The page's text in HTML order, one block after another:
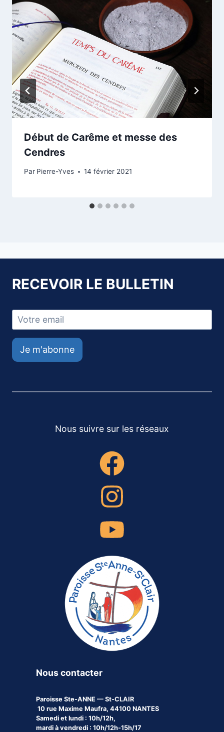
Début de Carême et messe des
Cendres
Par Pierre-Yves 14 février 2021
RECEVOIR LE BULLETIN
Je m'abonne
Nous suivre sur les réseaux
Nous contacter
Paroisse Ste-ANNE — St-CLAIR
10 rue Maxime Maufra, 44100 NANTES
Samedi et lundi : 10h/12h,
mardi à vendredi : 10h/12h-15h/17